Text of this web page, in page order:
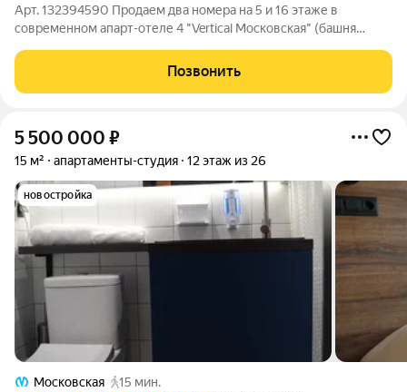
Арт. 132394590 Продаем два номера на 5 и 16 этаже в
современном апарт-отеле 4 "Vertical Московская" (башня
дизайнерским ремонтом приятно удивят вас своей
обстановкой. Пространство продумано до мелочей,
Позвонить
5 500 000 ₽
15 м² апартаменты-студия 12 этаж из 26
новостройка
Московская
15 мин.